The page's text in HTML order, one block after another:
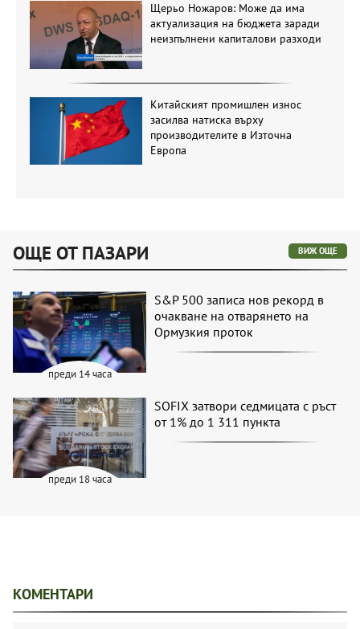
Щерьо Ножаров: Може да има
актуализация на бюджета заради
неизпълнени капиталови разходи
Китайският промишлен износ
засилва натиска върху
производителите в Източна
Европа
ОЩЕ ОТ ПАЗАРИ ВИЖ ОЩЕ
преди 14 часа
S&P 500 записа нов рекорд в
очакване на отварянето на
Ормузкия проток
преди 18 часа
SOFIX затвори седмицата с ръст
от 1% до 1 311 пункта
КОМЕНТАРИ